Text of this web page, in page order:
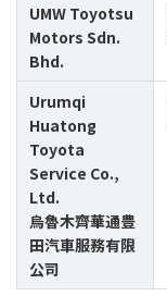
UMW Toyotsu
Motors Sdn.
Bhd.
Urumqi
Huatong
Toyota
Service Co.,
Ltd.
烏魯木齊華通豊
田汽車服務有限
公司